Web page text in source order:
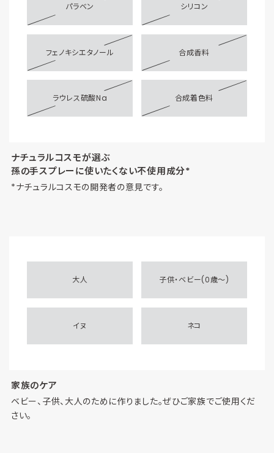
パラベン シリコン
フェノキシエタノール 合成香料
ラウレス硫酸Na 合成着色料
ナチュラルコスモが選ぶ
孫の手スプレーに使いたくない不使用成分*
*ナチュラルコスモの開発者の意見です。
大人 子供・ベビー(0歳～)
イヌ ネコ
家族のケア
ベビー、子供、大人のために作りました。ぜひご家族でご使用くだ
さい。